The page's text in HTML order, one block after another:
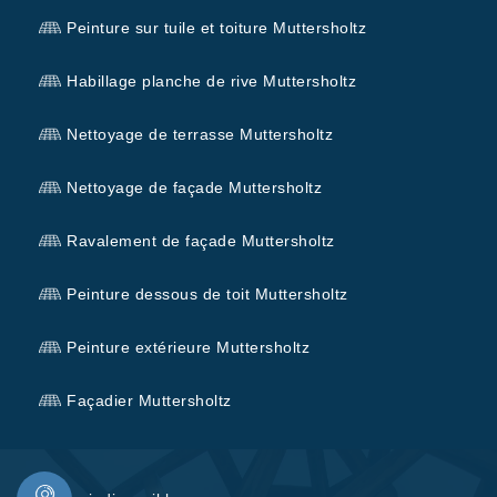
Peinture sur tuile et toiture Muttersholtz
Habillage planche de rive Muttersholtz
Nettoyage de terrasse Muttersholtz
Nettoyage de façade Muttersholtz
Ravalement de façade Muttersholtz
Peinture dessous de toit Muttersholtz
Peinture extérieure Muttersholtz
Façadier Muttersholtz